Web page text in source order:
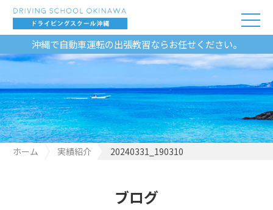
沖縄で自動車運転の出張教習ならお任せください。
ホーム 実績紹介 20240331_190310
ブログ